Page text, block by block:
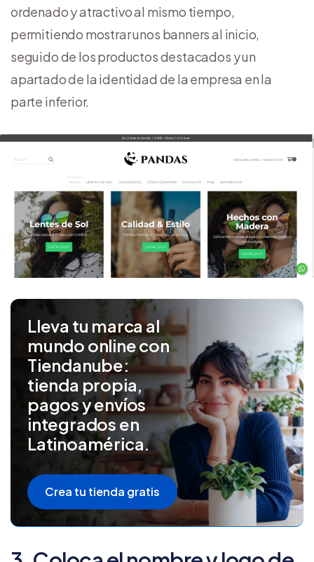
ordenado y atractivo al mismo tiempo,
permitiendo mostrar unos banners al inicio,
seguido de los productos destacados y un
apartado de la identidad de la empresa en la
parte inferior.
Lleva tu marca al
mundo online con
Tiendanube:
tienda propia,
pagos y envíos
integrados en
Latinoamérica.
Crea tu tienda gratis